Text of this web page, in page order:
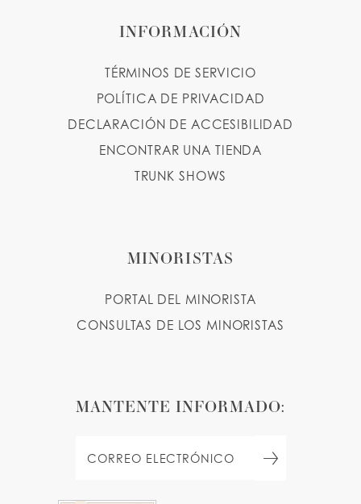
INFORMACIÓN
TÉRMINOS DE SERVICIO
POLÍTICA DE PRIVACIDAD
DECLARACIÓN DE ACCESIBILIDAD
ENCONTRAR UNA TIENDA
TRUNK SHOWS
MINORISTAS
PORTAL DEL MINORISTA
CONSULTAS DE LOS MINORISTAS
MANTENTE INFORMADO: